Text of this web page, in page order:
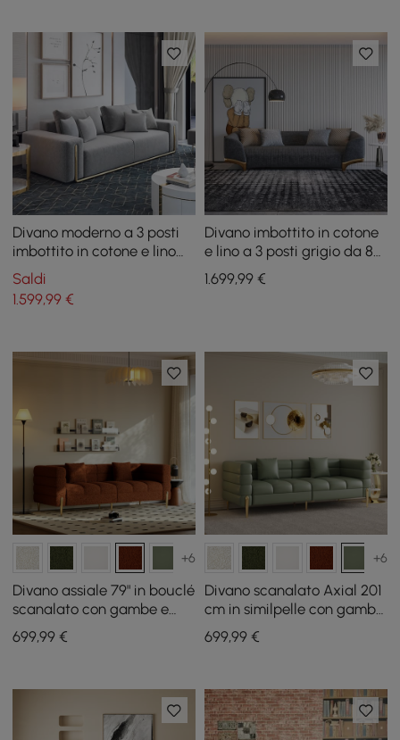
Divano moderno a 3 posti
imbottito in cotone e lino
grigio da 87" per soggiorno
Saldi
1.599,99 €
Divano imbottito in cotone
e lino a 3 posti grigio da 87"
con cuscini e gambe
dorate
1.699,99€
+6
Divano assiale 79" in bouclé
scanalato con gambe e
cuscini dorati
699,99 €
+6
Divano scanalato Axial 201
cm in similpelle con gambe
dorate e cuscini
699,99€